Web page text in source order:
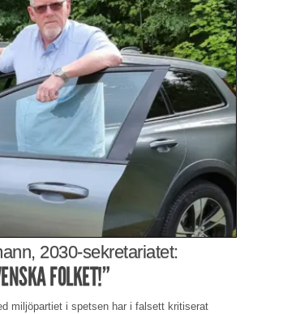
2030-sekretariatet:
FOLKET!”
miljöpartiet i spetsen har i falsett kritiserat